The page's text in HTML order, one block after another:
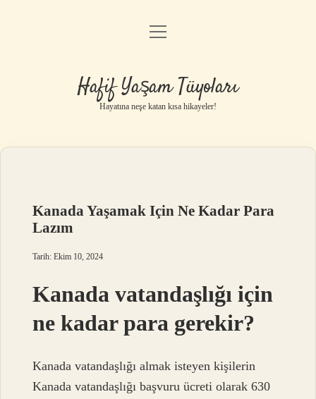
Anasayfa
Yasal Uyarı
menüyü
Hafif Yaşam Tüyoları
Hayatına neşe katan kısa hikayeler!
Kanada Yaşamak Için Ne Kadar Para
Lazım
Tarih: Ekim 10, 2024
Kanada vatandaşlığı için
ne kadar para gerekir?
Kanada vatandaşlığı almak isteyen kişilerin
Kanada vatandaşlığı başvuru ücreti olarak 630